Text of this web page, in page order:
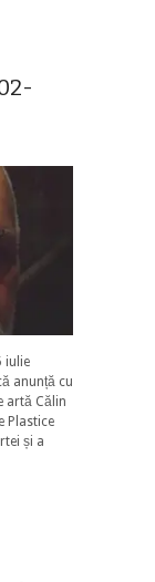
iulie
anunță cu
artă Călin
Plastice
și a